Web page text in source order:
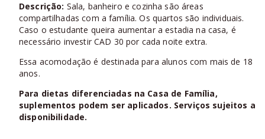
Descrição: Sala, banheiro e cozinha são áreas
compartilhadas com a família. Os quartos são individuais.
Caso o estudante queira aumentar a estadia na casa, é
necessário investir CAD 30 por cada noite extra.
Essa acomodação é destinada para alunos com mais de 18
anos.
Para dietas diferenciadas na Casa de Família,
suplementos podem ser aplicados. Serviços sujeitos a
disponibilidade.